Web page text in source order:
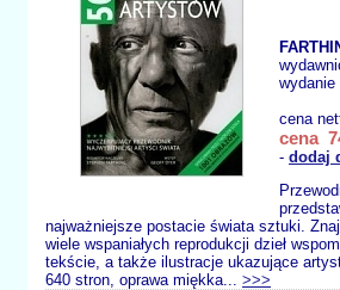
wydanie
cena
cena
- dodaj
najważniejsze postacie świata sztuki.
wiele wspaniałych reprodukcji dzieł
tekście, a także ilustracje ukazujące
640 stron, oprawa miękka... >>>